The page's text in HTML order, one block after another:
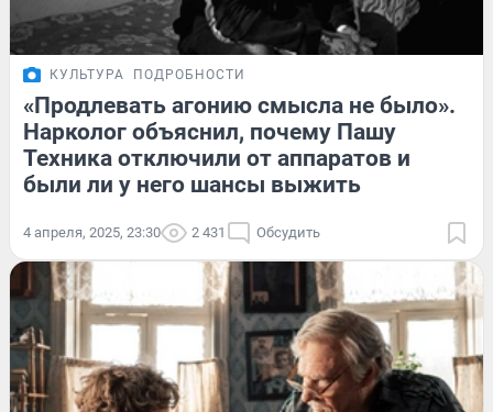
КУЛЬТУРА ПОДРОБНОСТИ
«Продлевать агонию смысла не было».
Нарколог объяснил, почему Пашу
Техника отключили от аппаратов и
были ли у него шансы выжить
4 апреля, 2025, 23:30 2 431 Обсудить